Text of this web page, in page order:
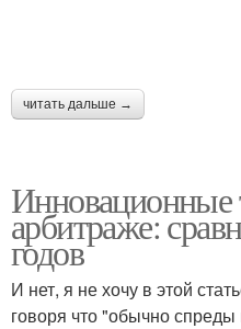
читать дальше →
Инновационные
арбитраже:
годов
И нет, я не хочу в этой
говоря что "обычно